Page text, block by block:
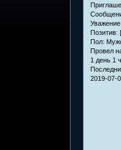
Уважение:
Позитив:
Пол:
Провел
1 день 1
2019-07-